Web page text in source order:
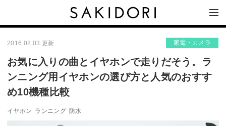
2016.02.03 更新 家電・カメラ
お気に入りの曲とイヤホンで走りだそう。ラ
ンニング用イヤホンの選び方と人気のおすす
め10機種比較
イヤホン ランニング 防水